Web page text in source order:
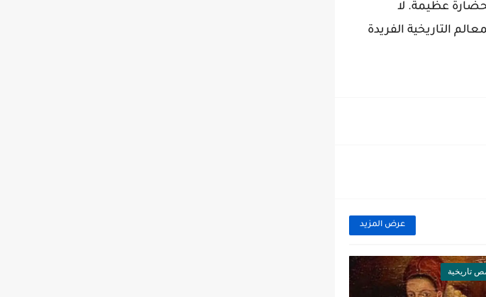
عظيمة. لا
التاريخية الفريدة
عرض المزيد
تاريخية